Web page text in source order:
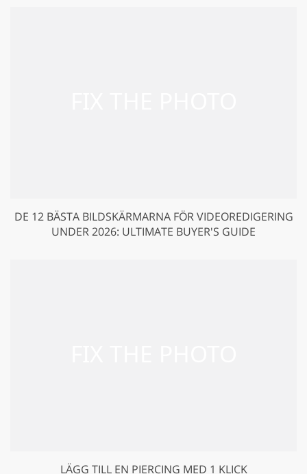
DE 12 BÄSTA BILDSKÄRMARNA FÖR VIDEOREDIGERING
UNDER 2026: ULTIMATE BUYER'S GUIDE
LÄGG TILL EN PIERCING MED 1 KLICK